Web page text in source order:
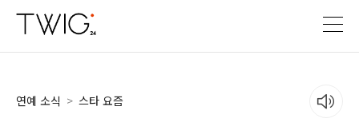
연예 소식 > 스타 요즘